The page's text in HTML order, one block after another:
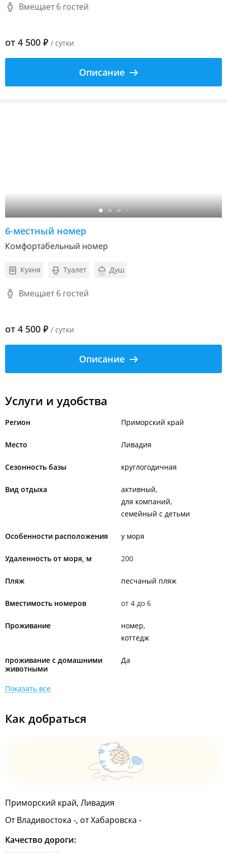
Вмещает 6 гостей
от 4 500 ₽ / сутки
Описание
6-местный номер
Комфортабельный номер
Кухня Туалет Душ
Вмещает 6 гостей
от 4 500 ₽ / сутки
Описание
Услуги и удобства
Регион Приморский край
Место Ливадия
Сезонность базы круглогодичная
Вид отдыха
активный
для компаний
семейный с детьми
Особенности расположения у моря
Удаленность от моря, м 200
Пляж песчаный пляж
Вместимость номеров от 4 до 6
Проживание
номер
коттедж
проживание с домашними
животными
Да
Показать все
Как добраться
Приморский край, Ливадия
От Владивостока -, от Хабаровска -
Качество дороги: